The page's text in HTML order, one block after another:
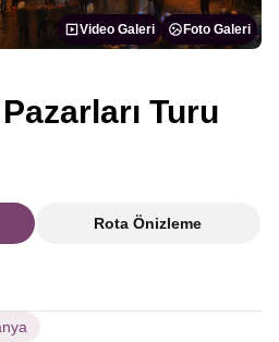
Video Galeri Foto Galeri
Turu
Rota Önizleme